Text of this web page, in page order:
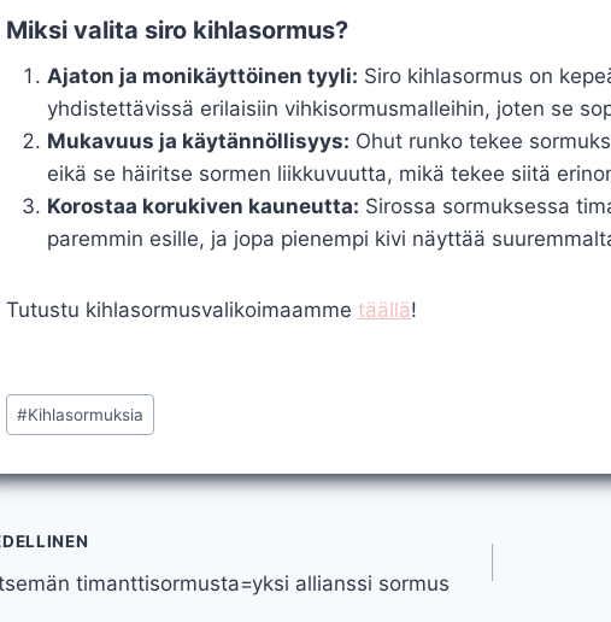
Miksi valita siro kihlasormus?
Ajaton ja monikäyttöinen tyyli: Siro kihlasormus on
yhdistettävissä erilaisiin vihkisormusmalleihin, joten se
Mukavuus ja käytännöllisyys: Ohut runko tekee
eikä se häiritse sormen liikkuvuutta, mikä tekee siitä
Korostaa korukiven kauneutta: Sirossa sormuksessa
paremmin esille, ja jopa pienempi kivi näyttää
Tutustu kihlasormusvalikoimaamme täällä!
Avainsanat:
#Kihlasormuksia
timanttisormusta=yksi allianssi sormus